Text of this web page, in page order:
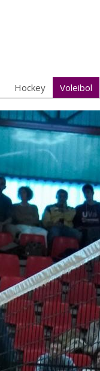
Hockey Voleibol